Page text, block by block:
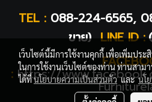
TEL : 088-224-6565,
ขาย) LINE ID :
: https://
เว็บไซต์นี้มีการใช้งานคุกกี้ เพื่อเพิ่มปร
ในการใช้งานเว็บไซต์ของท่าน ท่านสาม
ได้ที่นโยบายความเป็นส่วนตัวและนโ